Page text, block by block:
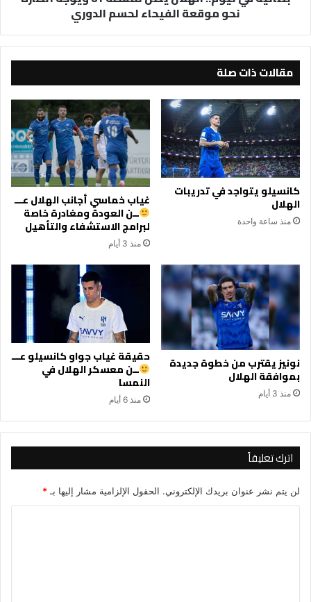
نحو موقعة الفيحاء لحسم الدوري
مقالات ذات صلة
كانسيلو يتواجد في تدريبات
الهلال
منذ ساعة واحدة
غياب خماسي أجانب الهلال عـــ
ــن العودة ومغادرة خاصة
لبرامج الاستشفاء والتأهيل
منذ 3 أيام
نونيز يقترب من خطوة جديدة
بموافقة الهلال
منذ 3 أيام
حقيقة غياب جواو كانسيلو عـــ
ــن معسكر الهلال في
النمسا
منذ 6 أيام
اترك تعليقاً
لن يتم نشر عنوان بريدك الإلكتروني. الحقول الإلزامية مشار إليها بـ *